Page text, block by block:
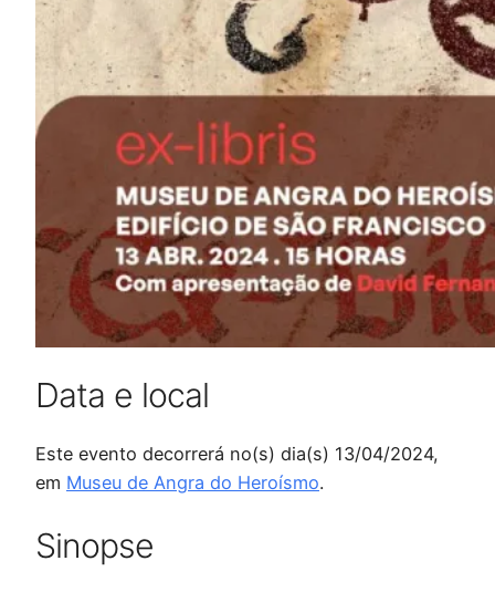
Data e local
Este evento decorrerá no(s) dia(s) 13/04/2024,
em Museu de Angra do Heroísmo.
Sinopse